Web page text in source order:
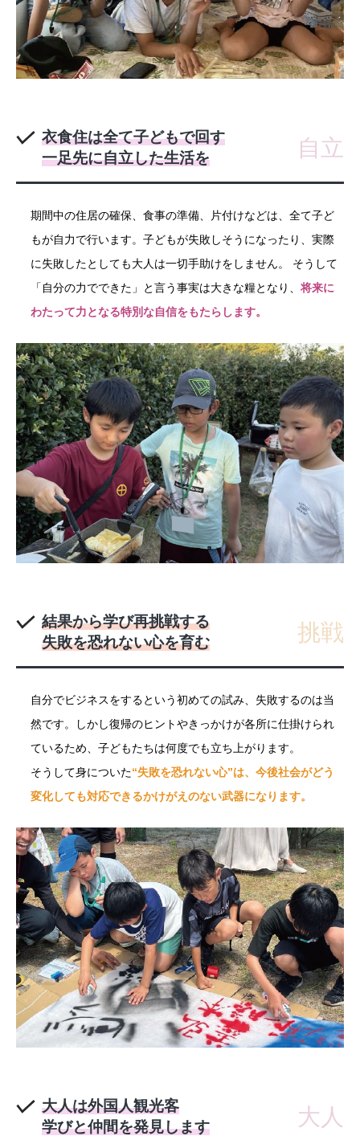
衣食住は全て子どもで回す
一足先に自立した生活を
自立
期間中の住居の確保、食事の準備、片付けなどは、全て子ど
もが自力で行います。子どもが失敗しそうになったり、実際
に失敗したとしても大人は一切手助けをしません。 そうして
「自分の力でできた」と言う事実は大きな糧となり、将来に
わたって力となる特別な自信をもたらします。
結果から学び再挑戦する
失敗を恐れない心を育む
挑戦
自分でビジネスをするという初めての試み、失敗するのは当
然です。しかし復帰のヒントやきっかけが各所に仕掛けられ
ているため、子どもたちは何度でも立ち上がります。
そうして身についた“失敗を恐れない心”は、今後社会がどう
変化しても対応できるかけがえのない武器になります。
大人は外国人観光客
学びと仲間を発見します
大人